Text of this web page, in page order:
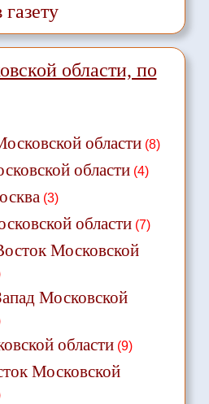
области, по
области(8)
области(4)
(3)
области(7)
Московской
Московской
области(9)
Московской